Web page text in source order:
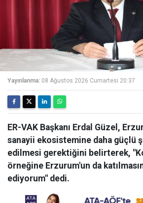
Yayınlanma: 08 Ağustos 2026 Cumartesi 20:37
ER-VAK Başkanı Erdal Güzel,
sanayii ekosistemine daha güçlü
edilmesi gerektiğini belirterek,
örneğine Erzurum'un da
ediyorum" dedi.